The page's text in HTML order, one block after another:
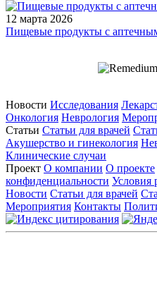
12 марта 2026
Пищевые продукты с
Новости Исследования
Онкология Неврология
Статьи Статьи для врачей
Акушерство и гинекология
Клинические случаи
Проект О компании О проекте
конфиденциальности Условия
Новости Статьи для врачей
Мероприятия Контакты